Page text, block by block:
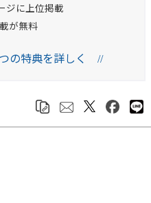
ジに上位掲載
が無料
の特典を詳しく //